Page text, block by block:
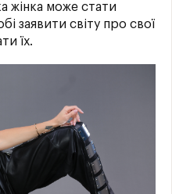
жінка може стати
заявити світу про свої
їх.